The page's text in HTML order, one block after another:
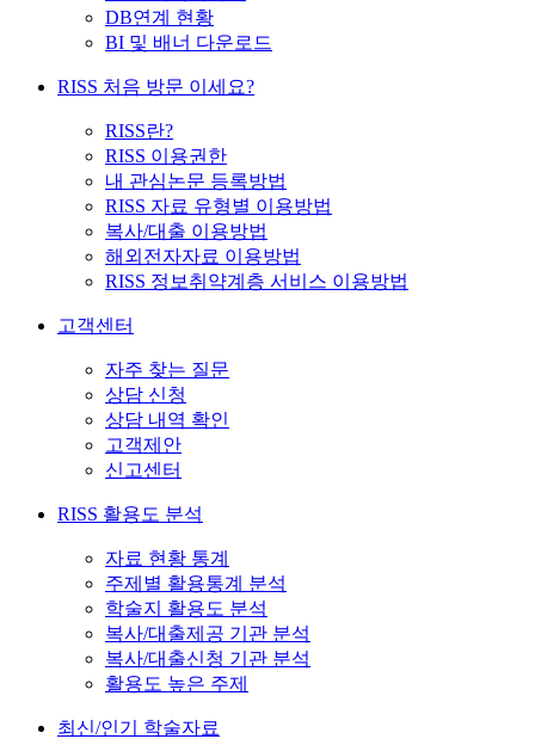
DB연계 현황
BI 및 배너 다운로드
RISS 처음 방문 이세요?
RISS란?
RISS 이용권한
내 관심논문 등록방법
RISS 자료 유형별 이용방법
복사/대출 이용방법
해외전자자료 이용방법
RISS 정보취약계층 서비스 이용방법
고객센터
자주 찾는 질문
상담 신청
상담 내역 확인
고객제안
신고센터
RISS 활용도 분석
자료 현황 통계
주제별 활용통계 분석
학술지 활용도 분석
복사/대출제공 기관 분석
복사/대출신청 기관 분석
활용도 높은 주제
최신/인기 학술자료